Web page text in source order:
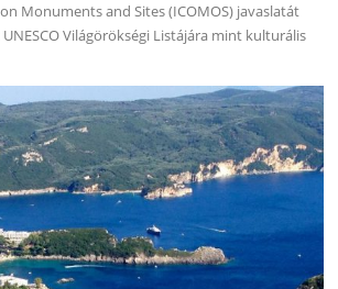
Monuments and Sites (ICOMOS) javaslatát
Világörökségi Listájára mint kulturális